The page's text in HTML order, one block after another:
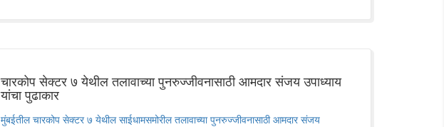
चारकोप सेक्टर ७ येथील तलावाच्या पुनरुज्जीवनासाठी आमदार संजय उपाध्याय
यांचा पुढाकार
मुंबईतील चारकोप सेक्टर ७ येथील साईधामसमोरील तलावाच्या पुनरुज्जीवनासाठी आमदार संजय